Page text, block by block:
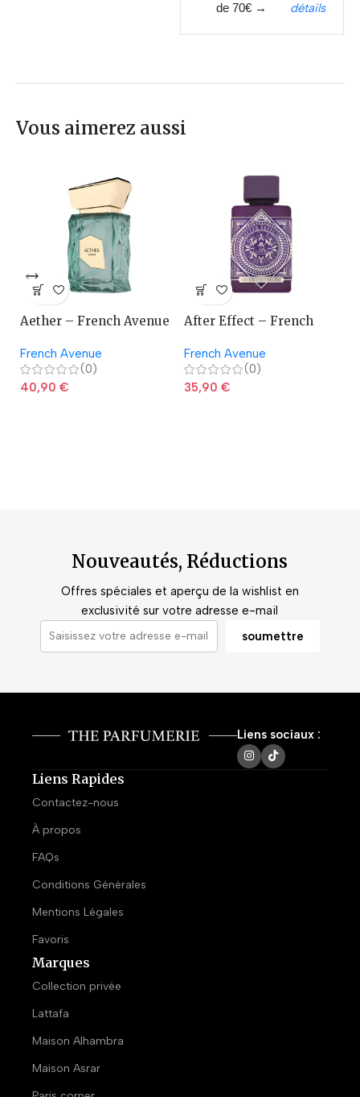
de 70€ →
détails
Vous aimerez aussi
Aether – French Avenue
French Avenue
(0)
40,90 €
After Effect – French
French Avenue
(0)
35,90 €
Nouveautés, Réductions
Offres spéciales et aperçu de la wishlist en
exclusivité sur votre adresse e-mail
Liens sociaux :
Liens Rapides
Contactez-nous
À propos
FAQs
Conditions Générales
Mentions Légales
Favoris
Marques
Collection privée
Lattafa
Maison Alhambra
Maison Asrar